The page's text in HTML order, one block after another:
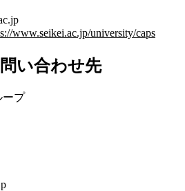
www.seikei.ac.jp/university/caps
い合わせ先
ープ